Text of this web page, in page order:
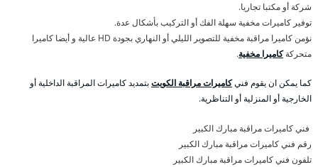
شركة أو مكتبا تجاريا.
توفير كاميرات مخفية سهلة الفك أو التركيب بأشكال عدة.
نؤمن كاميرا مراقبة مخفية للتصوير الليلي أو النهاري بجودة HD عالية و أيضا كاميرا
متحركةكاميرا مخفية.
كما يمكن ان يقوم فنيكاميرات مراقبة الكويتبتمديد كاميرات المراقبة الداخلية أو
الخارجية أو المنزلية أو التناظرية.
فني كاميرات مراقبة مبارك الكبير
رقم فني كاميرات مراقبة مبارك الكبير
تلفون فني كاميرات مراقبة مبارك الكبير